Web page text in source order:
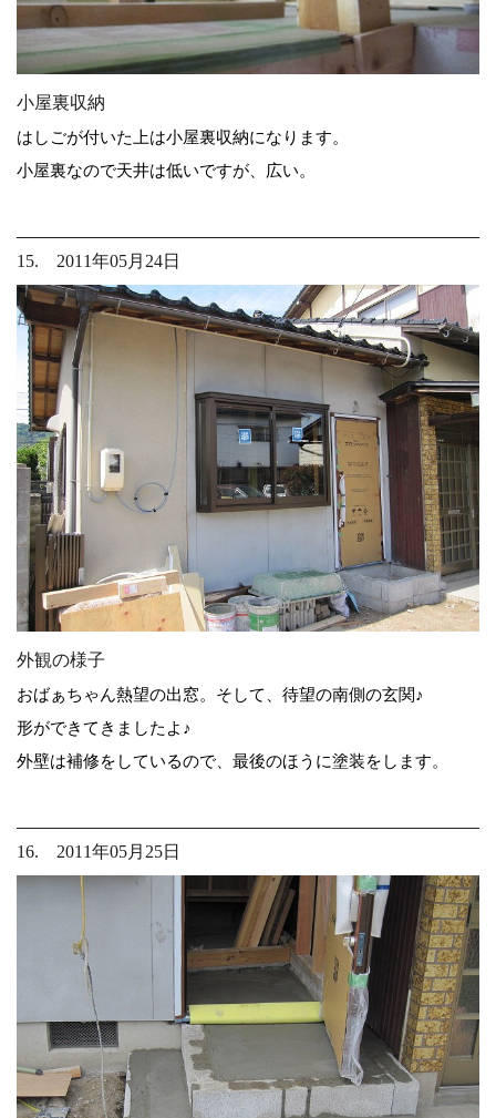
小屋裏収納
はしごが付いた上は小屋裏収納になります。
小屋裏なので天井は低いですが、広い。
15. 2011年05月24日
外観の様子
おばぁちゃん熱望の出窓。そして、待望の南側の玄関♪
形ができてきましたよ♪
外壁は補修をしているので、最後のほうに塗装をします。
16. 2011年05月25日